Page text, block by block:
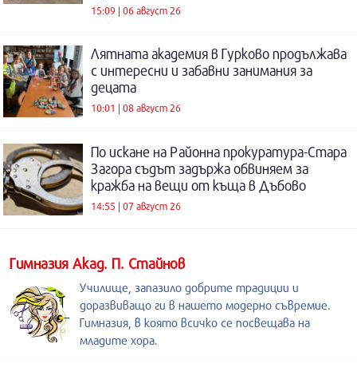
15:09 | 06 август 26
Лятната академия в Гурково продължава
с интересни и забавни занимания за
децата
10:01 | 08 август 26
По искане на Районна прокуратура-Стара
Загора съдът задържа обвиняем за
кражба на вещи от къща в Дъбово
14:55 | 07 август 26
Гимназия Акад. П. Стайнов
Училище, запазило добрите традиции и
доразвиващо ги в нашето модерно съвремие.
Гимназия, в която всичко се посвещава на
младите хора.